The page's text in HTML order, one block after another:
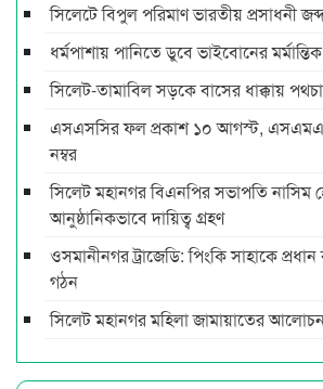
সিলেটে বিপুল পরিমাণ ভারতীয় প্রসাধনী জব্দ,
ধর্মপাশায় পানিতে ডুবে ভাইবোনের
সিলেট-তামাবিল সড়কে বাসের ধাক্কায়
এসএসসির ফল প্রকাশ ১০ আগস্ট,
নম্বর
সিলেট মহানগর বিএনপির সভাপতি নাসিম
আনুষ্ঠানিকভাবে দায়িত্ব গ্রহণ
ওসমানীনগর ট্রাজেডি: পিংকি সাহাকে
গঠন
সিলেট মহানগর মহিলা জামায়াতের